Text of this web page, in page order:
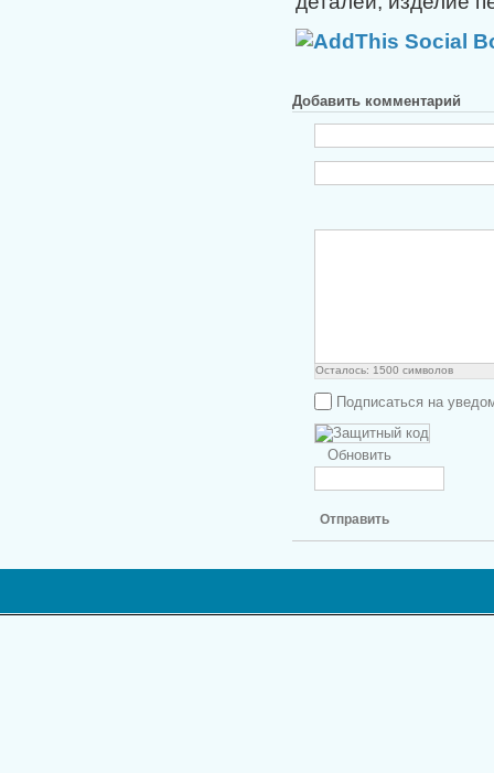
Добавить комментарий
Осталось: 1500 символов
Подписаться на
Обновить
Отправить